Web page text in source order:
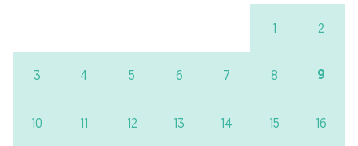
1 2
3 4 5 6 7 8 9
10 11 12 13 14 15 16